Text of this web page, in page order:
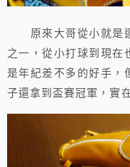
原來大哥從小就是運
之一，從小打球到現在
是年紀差不多的好手，
子還拿到盃賽冠軍，實